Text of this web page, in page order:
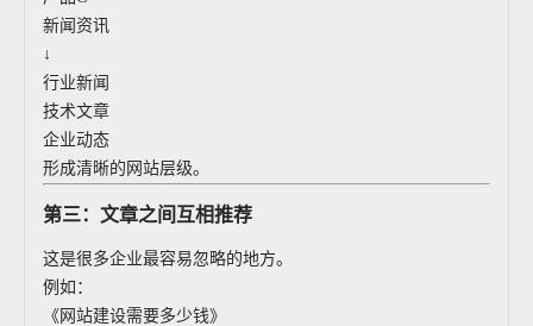
新闻资讯
↓
行业新闻
技术文章
企业动态
形成清晰的网站层级。
第三：文章之间互相推荐
这是很多企业最容易忽略的地方。
例如：
《网站建设需要多少钱》